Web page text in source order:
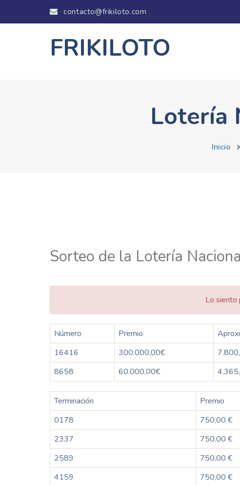
contacto@frikiloto.com
FRIKILOTO
Lotería
Inicio
Sorteo de la Lotería
Lo siento
Número Premio
16416
300.000,00€
8658
60.000,00€
Terminación
Premio
0178
750,00 €
2337
750,00 €
2589
750,00 €
4159
750,00 €